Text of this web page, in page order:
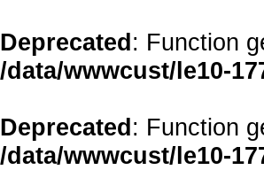
Deprecated: Function
/data/wwwcust/le10-
Deprecated: Function
/data/wwwcust/le10-